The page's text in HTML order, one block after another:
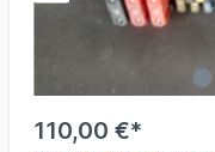
110,00 €*